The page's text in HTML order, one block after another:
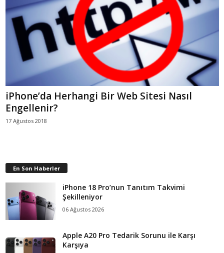
iPhone’da Herhangi Bir Web Sitesi Nasıl
Engellenir?
17 Ağustos 2018
En Son Haberler
iPhone 18 Pro’nun Tanıtım Takvimi
Şekilleniyor
06 Ağustos 2026
Apple A20 Pro Tedarik Sorunu ile Karşı
Karşıya